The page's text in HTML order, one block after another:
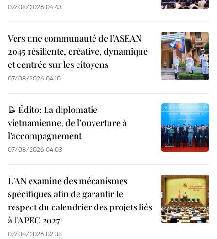
07/08/2026 04:43
Vers une communauté de l’ASEAN
2045 résiliente, créative, dynamique
et centrée sur les citoyens
07/08/2026 04:10
📝 Édito: La diplomatie
vietnamienne, de l’ouverture à
l’accompagnement
07/08/2026 04:03
L'AN examine des mécanismes
spécifiques afin de garantir le
respect du calendrier des projets liés
à l'APEC 2027
07/08/2026 02:38